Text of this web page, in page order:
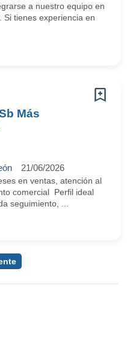
a nuestro equipo en
Si tienes experiencia en
Más
21/06/2026
en ventas, atención al
comercial Perfil ideal
seguimiento, ...